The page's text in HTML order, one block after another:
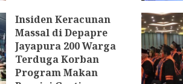
Insiden Keracunan
Massal di Depapre
Jayapura 200 Warga
Terduga Korban
Program Makan